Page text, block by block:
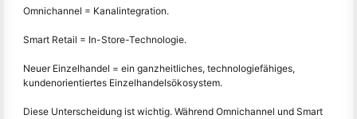
Omnichannel = Kanalintegration.
Smart Retail = In-Store-Technologie.
Neuer Einzelhandel = ein ganzheitliches, technologiefähiges,
kundenorientiertes Einzelhandelsökosystem.
Diese Unterscheidung ist wichtig. Während Omnichannel und Smart